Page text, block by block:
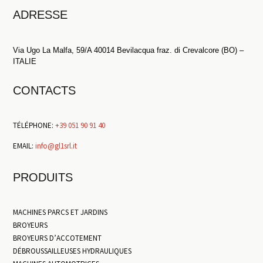
ADRESSE
Via Ugo La Malfa, 59/A 40014 Bevilacqua fraz. di Crevalcore (BO) –
ITALIE
CONTACTS
TÉLÉPHONE: +39 051 90 91 40
EMAIL:info@gl1srl.it
PRODUITS
MACHINES PARCS ET JARDINS
BROYEURS
BROYEURS D’ACCOTEMENT
DÉBROUSSAILLEUSES HYDRAULIQUES